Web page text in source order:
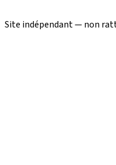
Site indépendant — non